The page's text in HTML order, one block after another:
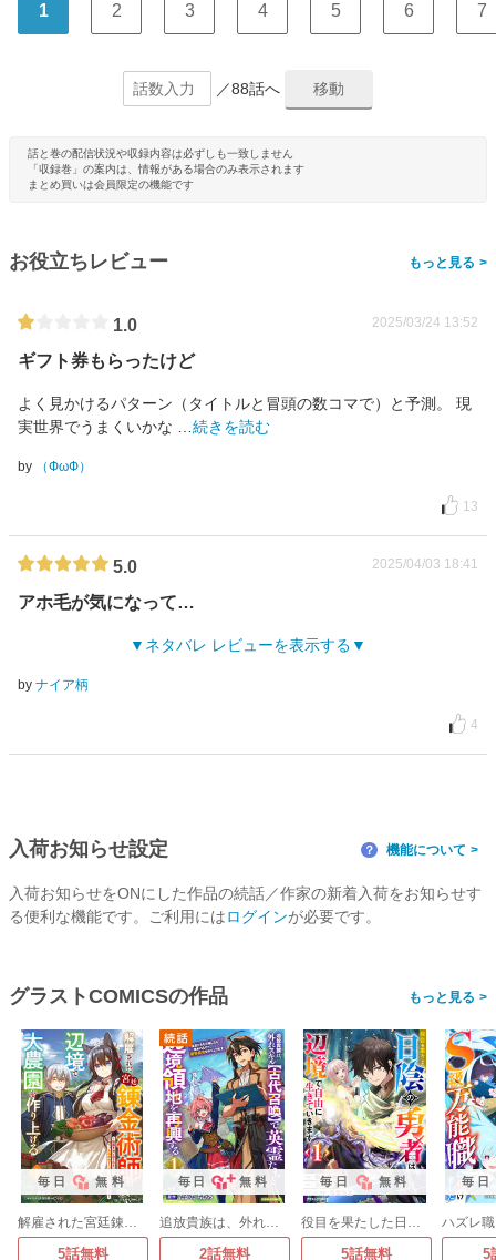
1 2 3 4 5 6 7
／88話へ
話と巻の配信状況や収録内容は必ずしも一致しません
「収録巻」の案内は、情報がある場合のみ表示されます
まとめ買いは会員限定の機能です
お役立ちレビュー >
1.0 2025/03/24 13:52
ギフト券もらったけど
よく見かけるパターン（タイトルと冒頭の数コマで）と予測。 現
実世界でうまくいかな …続きを読む
by （ФωФ）
13
5.0 2025/04/03 18:41
アホ毛が気になって…
ネタバレ レビューを表示する
by ナイア柄
4
入荷お知らせ設定 ？ 機能について
入荷お知らせをONにした作品の続話／作家の新着入荷をお知らせす
る便利な機能です。ご利用にはログインが必要です。
グラストCOMICSの作品 >
毎日 無料
解雇された宮廷錬金術師は辺境で大農園を作り上げる～祖国を追い出されたけど、最強領地でスローライフを謳歌する～
5話無料
毎日 無料
追放貴族は、外れスキル【古代召喚】で英霊たちと辺境領地を再興する～英霊たちを召喚したら慕われたので、最強領地を作り上げます～
2話無料
毎日 無料
役目を果たした日陰の勇者は、辺境で自由に生きていきます
5話無料
毎日
5